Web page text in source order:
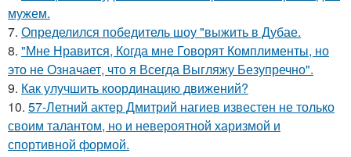
мужем.
7. Определился победитель шоу "выжить в Дубае.
8. "Мне Нравится, Когда мне Говорят Комплименты, но
это не Означает, что я Всегда Выгляжу Безупречно".
9. Как улучшить координацию движений?
10. 57-Летний актер Дмитрий нагиев известен не только
своим талантом, но и невероятной харизмой и
спортивной формой.